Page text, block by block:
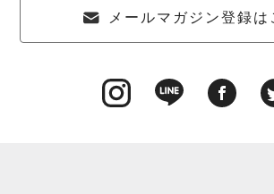
メールマガジン登録は